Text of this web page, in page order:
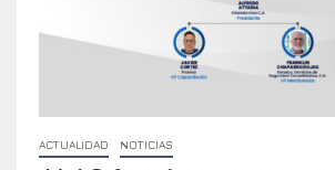
ACTUALIDAD NOTICIAS